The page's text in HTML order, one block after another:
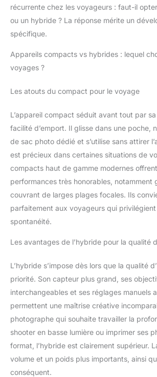
récurrente chez les voyageurs : faut-il
ou un hybride ? La réponse mérite un
spécifique.
Appareils compacts vs hybrides : lequel
voyages ?
Les atouts du compact pour le voyage
L’appareil compact séduit avant tout par
facilité d’emport. Il glisse dans une poche,
de sac photo dédié et s’utilise sans attirer
est précieux dans certaines situations de
compacts haut de gamme modernes
performances très honorables, notamment
couvrant de larges plages focales. Ils
parfaitement aux voyageurs qui
spontanéité.
Les avantages de l’hybride pour la qualité
L’hybride s’impose dès lors que la qualité
priorité. Son capteur plus grand, ses
interchangeables et ses réglages manuels
permettent une maîtrise créative
photographe qui souhaite travailler la
shooter en basse lumière ou imprimer ses
format, l’hybride est clairement supérieur.
volume et un poids plus importants, ainsi
conséquent.